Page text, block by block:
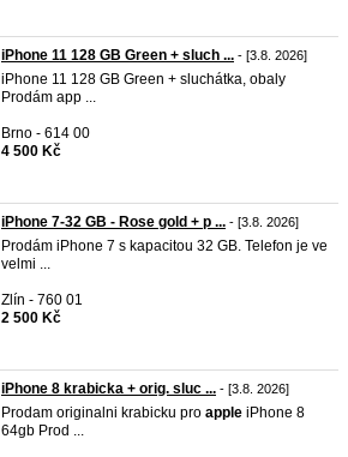
iPhone 11 128 GB Green + sluch ... - [3.8. 2026]
iPhone 11 128 GB Green + sluchátka, obaly
Prodám app ...
Brno - 614 00
4 500 Kč
iPhone 7-32 GB - Rose gold + p ... - [3.8. 2026]
Prodám iPhone 7 s kapacitou 32 GB. Telefon je ve
velmi ...
Zlín - 760 01
2 500 Kč
iPhone 8 krabicka + orig. sluc ... - [3.8. 2026]
Prodam originalni krabicku pro apple iPhone 8
64gb Prod ...